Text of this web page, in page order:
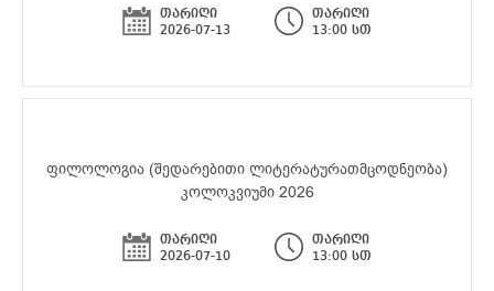
თარიღი
2026-07-13
თარიღი
13:00 სთ
ფილოლოგია (შედარებითი ლიტერატურათმცოდნეობა)
კოლოკვიუმი 2026
თარიღი
2026-07-10
თარიღი
13:00 სთ